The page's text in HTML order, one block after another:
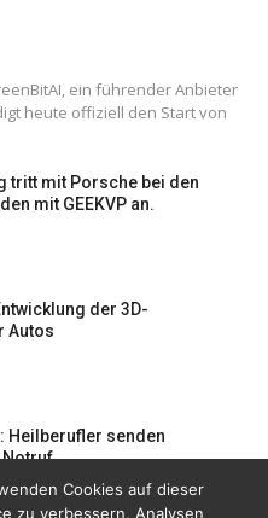
ein führender Anbieter
heute offiziell den Start von
tritt mit Porsche bei den
mit GEEKVP an.
der 3D-
Autos
Heilberufler senden
Cookies auf dieser
zu verbessern, Analysen